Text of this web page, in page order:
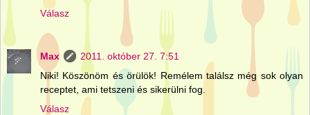
Válasz
Max
2011. október 27. 7:51
Niki! Köszönöm és örülök! Remélem találsz még sok olyan
receptet, ami tetszeni és sikerülni fog.
Válasz